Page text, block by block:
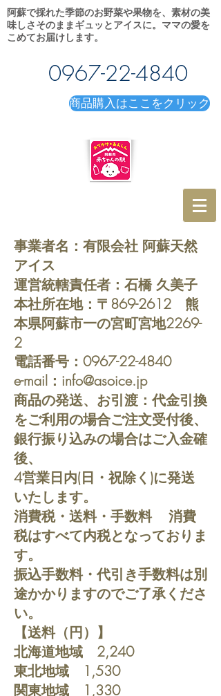
阿蘇で採れた季節のお野菜や果物を、素材の美
味しさそのままギュッとアイスに。ママの愛を
こめてお届けします。
0967-22-4840
商品購入はここをクリック
事業者名：有限会社 阿蘇天然
アイス
運営統轄責任者：石橋 久美子
本社所在地：〒869-2612 熊
本県阿蘇市一の宮町宮地2269-
2
電話番号：0967-22-4840
e-mail：info@asoice.jp
商品の発送、お引渡：代金引換
をご利用の場合ご注文受付後、
銀行振り込みの場合はご入金確
後、
4営業日内(日・祝除く)に発送
いたします。
消費税・送料・手数料 消費
税はすべて内税となっておりま
す。
振込手数料・代引き手数料は別
途かかりますのでご了承くださ
い。
【送料（円）】
北海道地域 2,240
東北地域 1,530
関東地域 1,330